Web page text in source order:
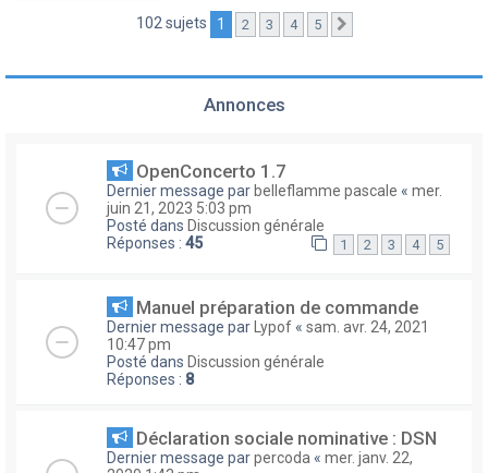
102 sujets 1 2 3 4 5
Annonces
OpenConcerto 1.7
Dernier message par belleflamme pascale « mer.
juin 21, 2023 5:03 pm
Posté dans Discussion générale
Réponses : 45 1 2 3 4 5
Manuel préparation de commande
Dernier message par Lypof « sam. avr. 24, 2021
10:47 pm
Posté dans Discussion générale
Réponses : 8
Déclaration sociale nominative : DSN
Dernier message parpercoda « mer. janv. 22,